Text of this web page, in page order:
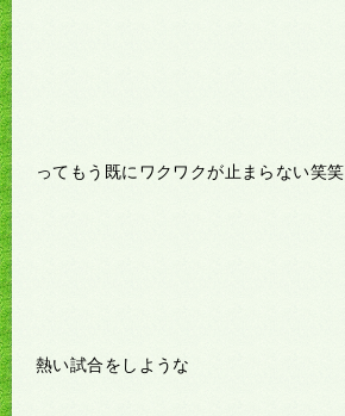
ってもう既にワクワクが止まらない笑笑
熱い試合をしような